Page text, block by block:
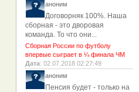
аноним
Договорняк 100%. Наша
сборная - это дворовая
команда. То что они...
Сборная России по футболу
впервые сыграет в ¼ финала ЧМ
Дата: 02.07.2018 02:27:49
аноним
Пенсия будет - только на